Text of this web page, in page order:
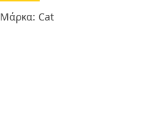
Μάρκα: Cat